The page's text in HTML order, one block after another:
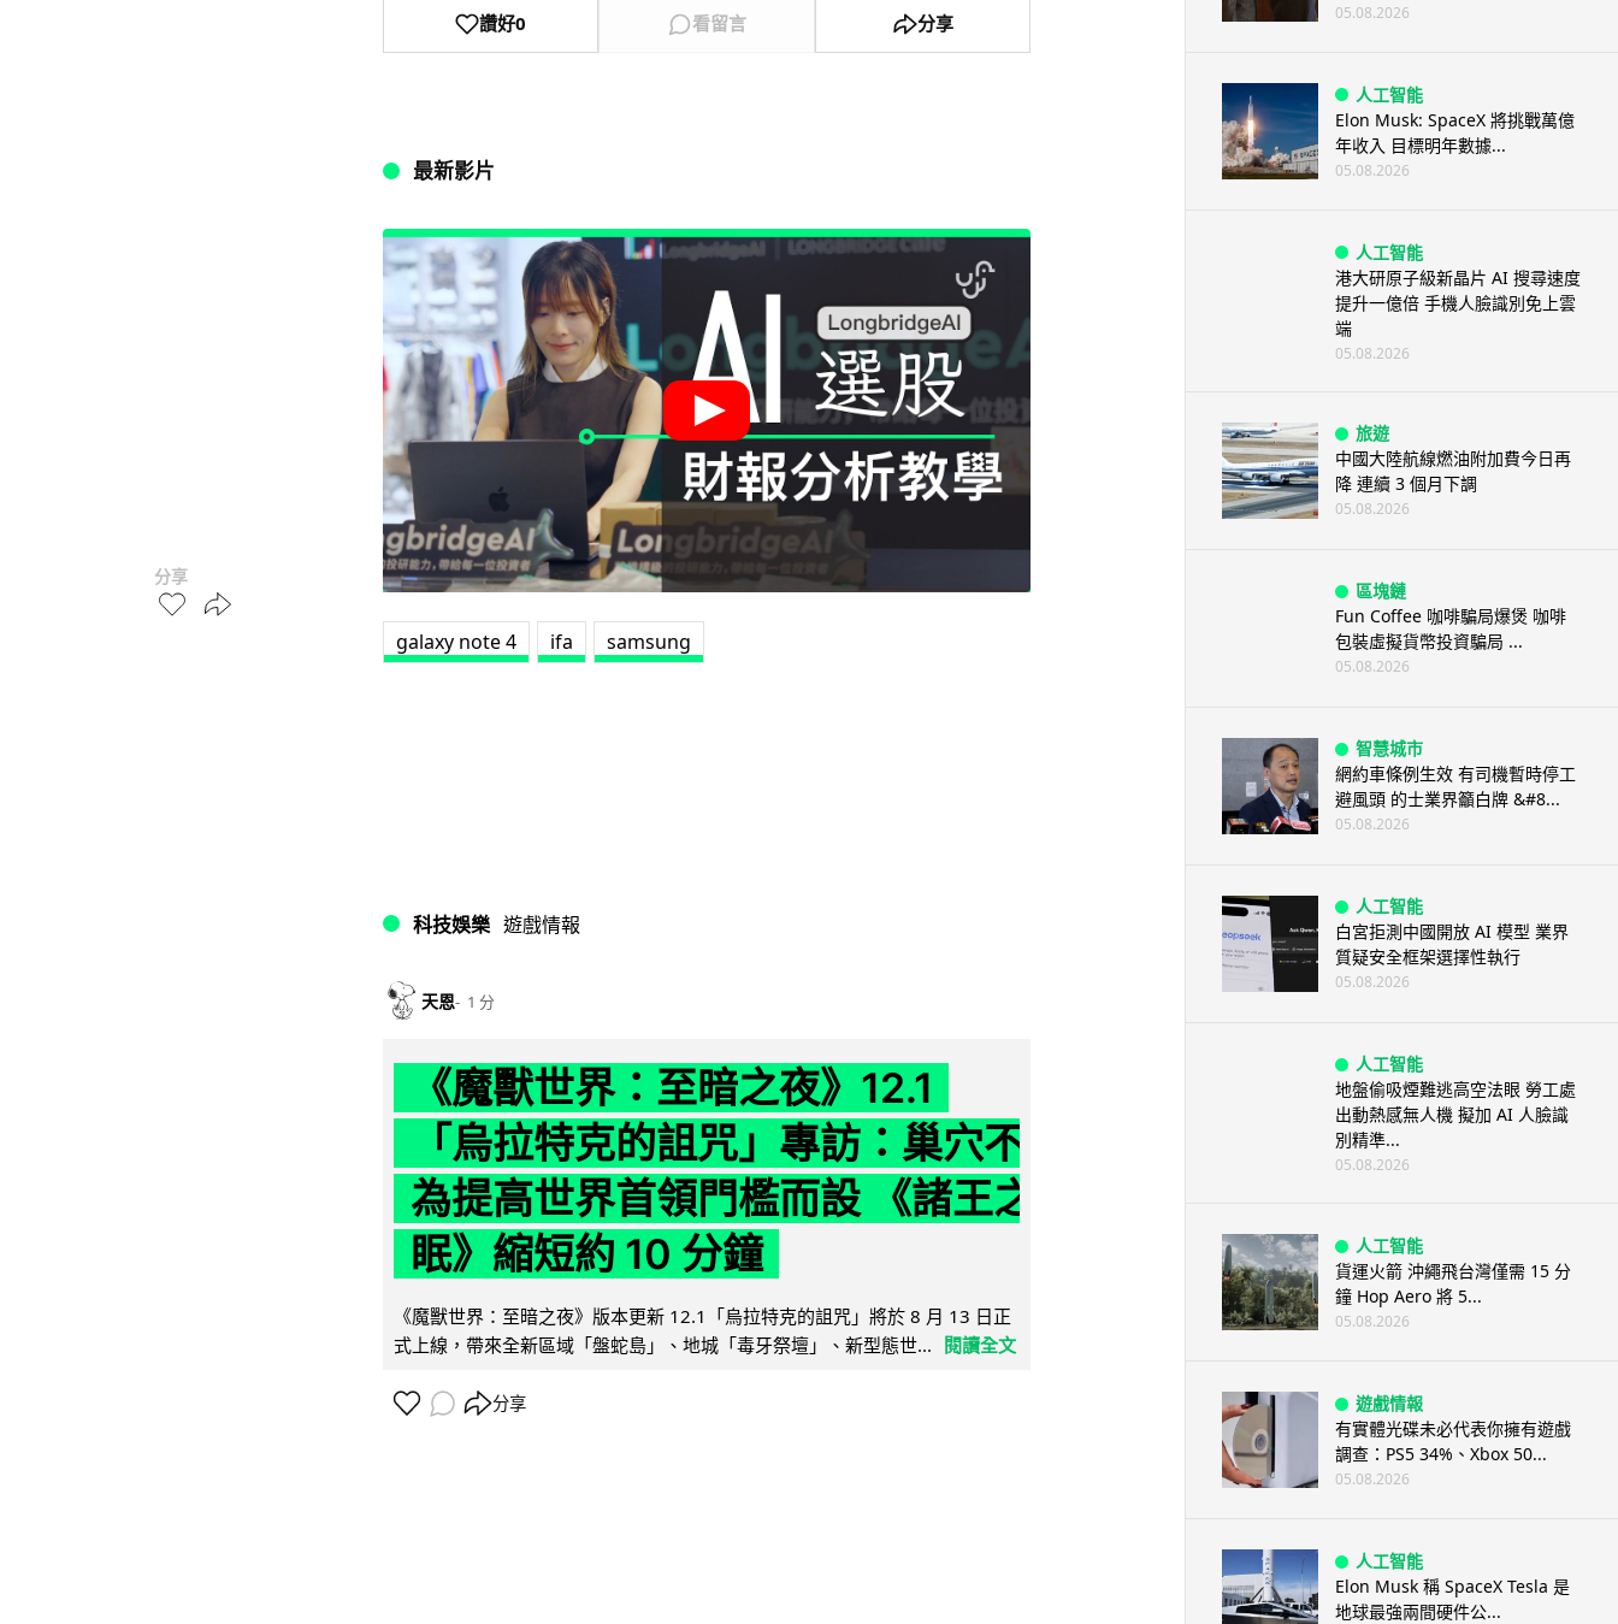
分享
讚好0 看留言 分享
最新影片
galaxy note 4 ifa samsung
科技娛樂 遊戲情報
天恩 1 分
《魔獸世界：至暗之夜》12.1
「烏拉特克的詛咒」專訪：巢穴不
為提高世界首領門檻而設 《諸王之
眠》縮短約 10 分鐘
《魔獸世界：至暗之夜》版本更新 12.1「烏拉特克的詛咒」將於 8 月 13 日正
式上線，帶來全新區域「盤蛇島」、地城「毒牙祭壇」、新型態世...
閱讀全文
分享
05.08.2026
人工智能
Elon Musk: SpaceX 將挑戰萬億
年收入 目標明年數據...
05.08.2026
人工智能
港大研原子級新晶片 AI 搜尋速度
提升一億倍 手機人臉識別免上雲
端
05.08.2026
旅遊
中國大陸航線燃油附加費今日再
降 連續 3 個月下調
05.08.2026
區塊鏈
Fun Coffee 咖啡騙局爆煲 咖啡
包裝虛擬貨幣投資騙局 ...
05.08.2026
智慧城市
網約車條例生效 有司機暫時停工
避風頭 的士業界籲白牌 &#8...
05.08.2026
人工智能
白宮拒測中國開放 AI 模型 業界
質疑安全框架選擇性執行
05.08.2026
人工智能
地盤偷吸煙難逃高空法眼 勞工處
出動熱感無人機 擬加 AI 人臉識
別精準...
05.08.2026
人工智能
貨運火箭 沖繩飛台灣僅需 15 分
鐘 Hop Aero 將 5...
05.08.2026
遊戲情報
有實體光碟未必代表你擁有遊戲
調查：PS5 34%、Xbox 50...
05.08.2026
人工智能
Elon Musk 稱 SpaceX Tesla 是
地球最強兩間硬件公...